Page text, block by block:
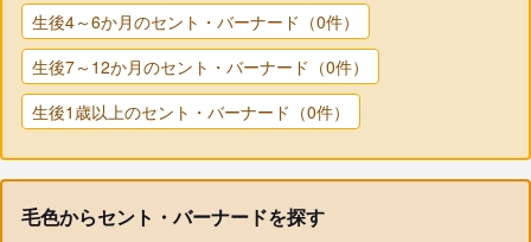
生後4～6か月のセント・バーナード（0件）
生後7～12か月のセント・バーナード（0件）
生後1歳以上のセント・バーナード（0件）
毛色からセント・バーナードを探す